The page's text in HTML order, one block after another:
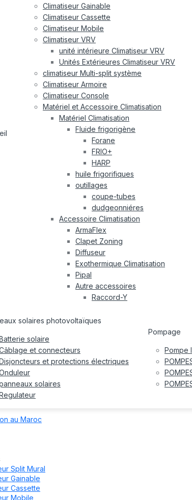
Climatiseur Gainable
Climatiseur Cassette
Climatiseur Mobile
Climatiseur VRV
unité intérieure Climatiseur VRV
Unités Extérieures Climatiseur VRV
climatiseur Multi-split système
Climatiseur Armoire
Climatiseur Console
Matériel et Accessoire Climatisation
Matériel Climatisation
Fluide frigorigène
Forane
FRIO+
HARP
huile frigorifiques
outillages
coupe-tubes
dudgeonniéres
Accessoire Climatisation
ArmaFlex
Clapet Zoning
Diffuseur
Exothermique Climatisation
Pipal
Autre accessoires
Raccord-Y
solaires photovoltaïques
solaire
et connecteurs
et protections électriques
solaires
Pompage
Pompe
Split Mural
Gainable
Cassette
Mobile